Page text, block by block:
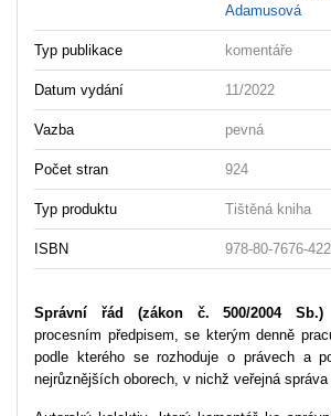
Adamusová
Typ publikace komentáře
Datum vydání 11/2022
Vazba pevná
Počet stran 924
Typ produktu Tištěná kniha
ISBN 978-80-7676-
Správní řád (zákon č. 500/2004 Sb.)
procesním předpisem, se kterým denně
podle kterého se rozhoduje o právech a
nejrůznějších oborech, v nichž veřejná správa